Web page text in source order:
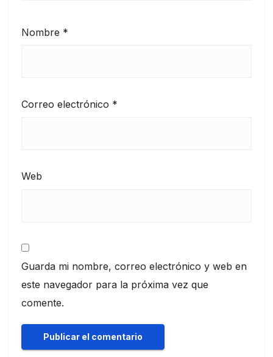
Nombre *
Correo electrónico *
Web
Guarda mi nombre, correo electrónico y web en
este navegador para la próxima vez que
comente.